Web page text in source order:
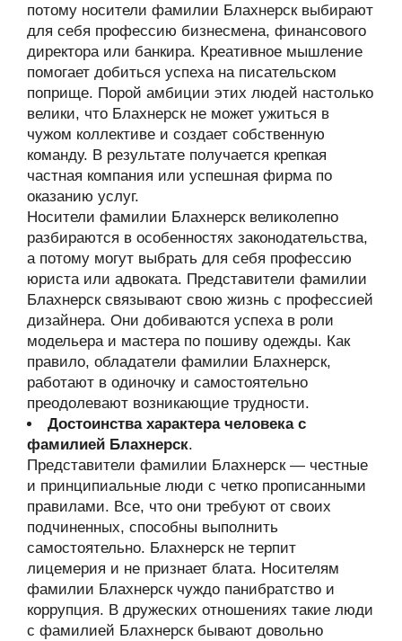
потому носители фамилии Блахнерск выбирают
для себя профессию бизнесмена, финансового
директора или банкира. Креативное мышление
помогает добиться успеха на писательском
поприще. Порой амбиции этих людей настолько
велики, что Блахнерск не может ужиться в
чужом коллективе и создает собственную
команду. В результате получается крепкая
частная компания или успешная фирма по
оказанию услуг.
Носители фамилии Блахнерск великолепно
разбираются в особенностях законодательства,
а потому могут выбрать для себя профессию
юриста или адвоката. Представители фамилии
Блахнерск связывают свою жизнь с профессией
дизайнера. Они добиваются успеха в роли
модельера и мастера по пошиву одежды. Как
правило, обладатели фамилии Блахнерск,
работают в одиночку и самостоятельно
преодолевают возникающие трудности.
Достоинства характера человека с
фамилией Блахнерск.
Представители фамилии Блахнерск — честные
и принципиальные люди с четко прописанными
правилами. Все, что они требуют от своих
подчиненных, способны выполнить
самостоятельно. Блахнерск не терпит
лицемерия и не признает блата. Носителям
фамилии Блахнерск чуждо панибратство и
коррупция. В дружеских отношениях такие люди
с фамилией Блахнерск бывают довольно